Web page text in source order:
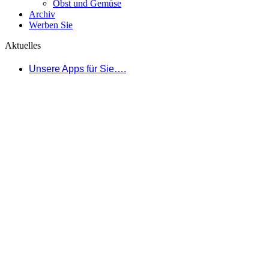
Obst und Gemüse
Archiv
Werben Sie
Aktuelles
Unsere Apps für Sie….